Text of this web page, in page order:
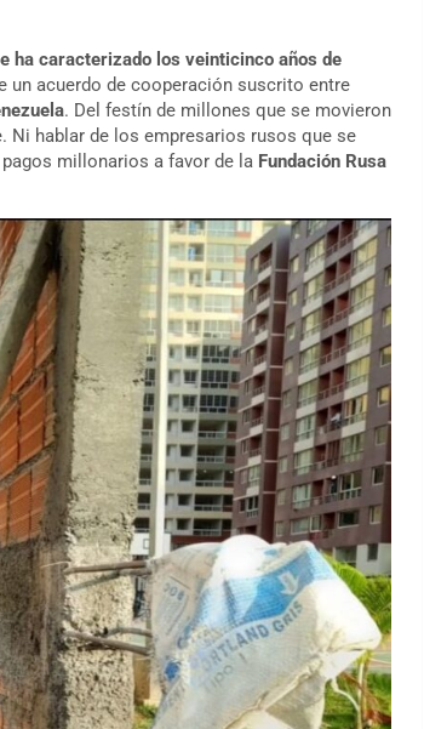
ha caracterizado los veinticinco años de
un acuerdo de cooperación suscrito entre
. Del festín de millones que se movieron
Ni hablar de los empresarios rusos que se
millonarios a favor de la Fundación Rusa